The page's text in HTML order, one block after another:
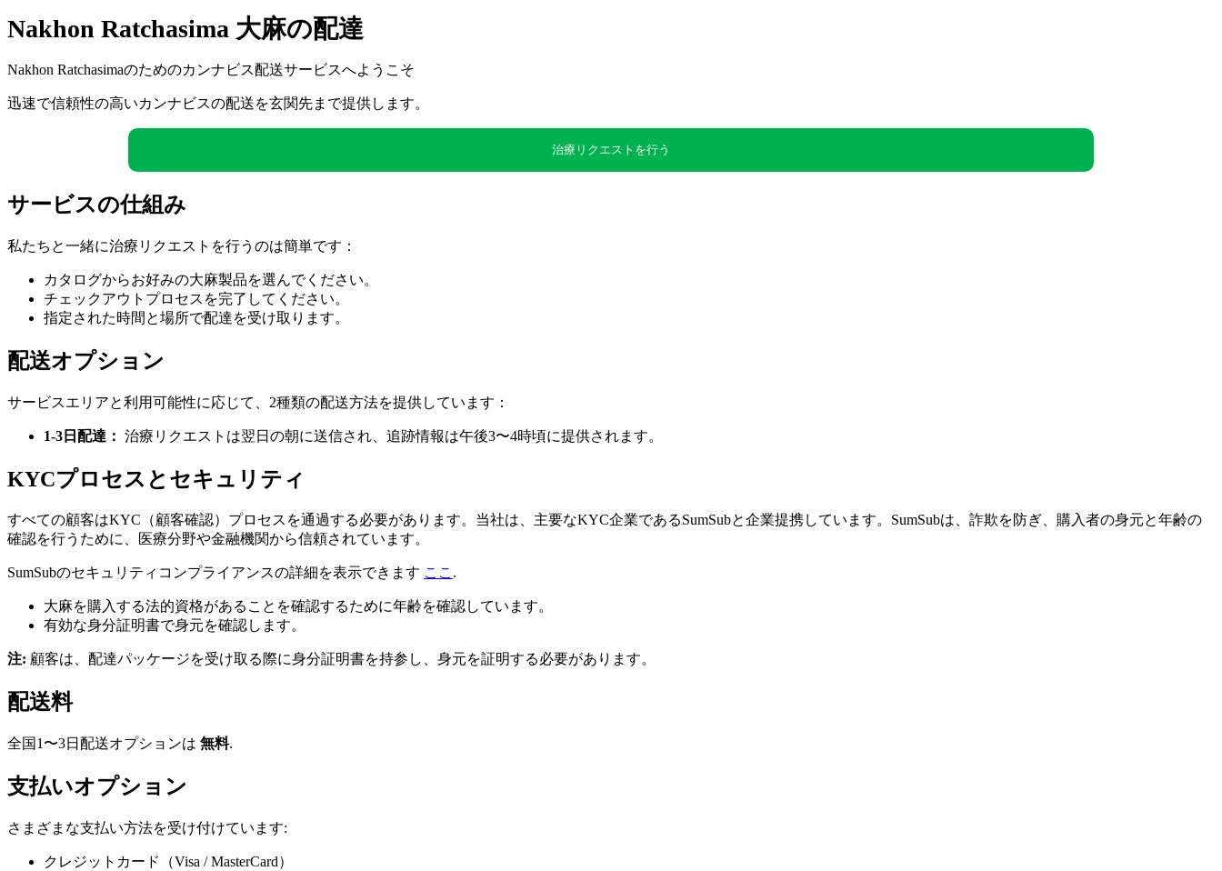
Nakhon Ratchasima 大麻の配達
Nakhon Ratchasimaのためのカンナビス配送サービスへようこそ
迅速で信頼性の高いカンナビスの配送を玄関先まで提供します。
治療リクエストを行う
サービスの仕組み
私たちと一緒に治療リクエストを行うのは簡単です：
カタログからお好みの大麻製品を選んでください。
チェックアウトプロセスを完了してください。
指定された時間と場所で配達を受け取ります。
配送オプション
サービスエリアと利用可能性に応じて、2種類の配送方法を提供しています：
1-3日配達： 治療リクエストは翌日の朝に送信され、追跡情報は午後3〜4時頃に提供されます。
KYCプロセスとセキュリティ
すべての顧客はKYC（顧客確認）プロセスを通過する必要があります。当社は、主要なKYC企業であるSumSubと企業提携しています。SumSubは、詐欺を防ぎ、購入者の身元と年齢の
確認を行うために、医療分野や金融機関から信頼されています。
SumSubのセキュリティコンプライアンスの詳細を表示できます ここ .
大麻を購入する法的資格があることを確認するために年齢を確認しています。
有効な身分証明書で身元を確認します。
注: 顧客は、配達パッケージを受け取る際に身分証明書を持参し、身元を証明する必要があります。
配送料
全国1〜3日配送オプションは 無料.
支払いオプション
さまざまな支払い方法を受け付けています:
クレジットカード（Visa / MasterCard）